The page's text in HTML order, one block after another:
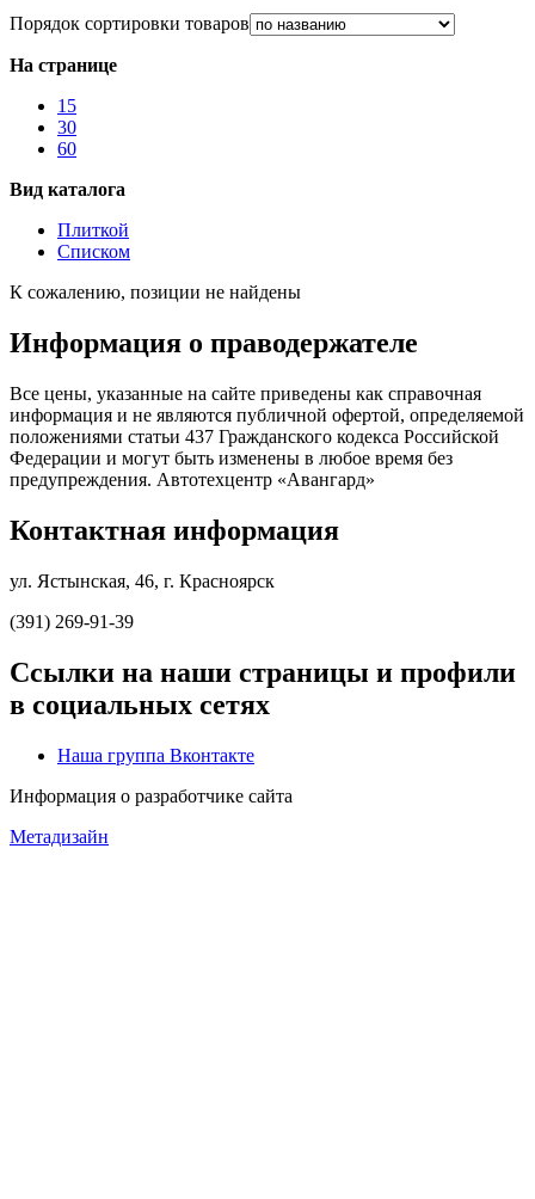
Порядок сортировки товаров
На странице
15
30
60
Вид каталога
Плиткой
Списком
К сожалению, позиции не найдены
Информация о праводержателе
Все цены, указанные на сайте приведены как справочная
информация и не являются публичной офертой, определяемой
положениями статьи 437 Гражданского кодекса Российской
Федерации и могут быть изменены в любое время без
предупреждения. Автотехцентр «Авангард»
Контактная информация
ул. Ястынская, 46, г. Красноярск
(391) 269-91-39
Ссылки на наши страницы и профили
в социальных сетях
Наша группа Вконтакте
Информация о разработчике сайта
Метадизайн